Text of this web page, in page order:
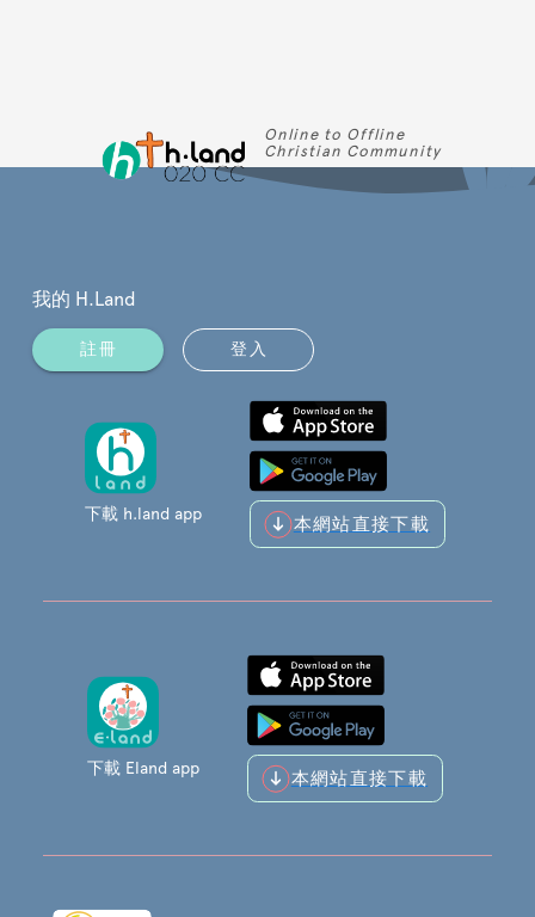
Online to Offline
Christian Community
我的 H.Land
註冊 登入
下載 h.land app 本網站直接下載
下載 Eland app 本網站直接下載